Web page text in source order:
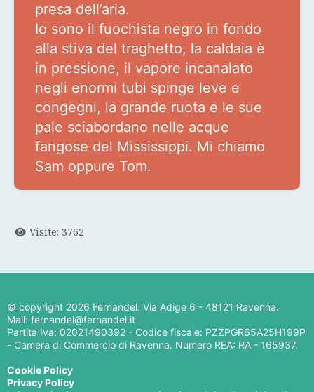
presa dell’aria.
Io sono il fuochista negro in fondo
alla stiva del traghetto, la caldaia è
in pressione, il vapore incanalato
negli enormi tubi spinge leve e
congegni, la grande ruota e le sue
pale sciabordano nelle acque
fangose del Mississippi. Mi chiamo
Sam oppure Tom.
Visite: 3762
© copyright 2026 Fernandel. Via Adige 6 - 48121 Ravenna.
Mail: fernandel@fernandel.it
Partita Iva: 02021490392 - Codice fiscale: PZZPGR65A25H199P
- Camera di Commercio di Ravenna. Numero REA: RA - 165937.
Cookie Policy
Privacy Policy